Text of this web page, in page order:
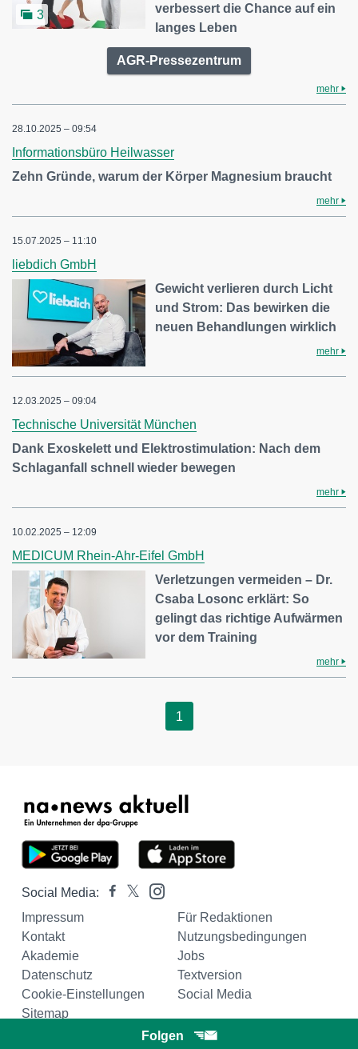
Folgen
3
verbessert die Chance auf ein
langes Leben
AGR-Pressezentrum
mehr
28.10.2025 – 09:54
Informationsbüro Heilwasser
Zehn Gründe, warum der Körper Magnesium braucht
mehr
15.07.2025 – 11:10
liebdich GmbH
Gewicht verlieren durch Licht
und Strom: Das bewirken die
neuen Behandlungen wirklich
mehr
12.03.2025 – 09:04
Technische Universität München
Dank Exoskelett und Elektrostimulation: Nach dem
Schlaganfall schnell wieder bewegen
mehr
10.02.2025 – 12:09
MEDICUM Rhein-Ahr-Eifel GmbH
Verletzungen vermeiden – Dr.
Csaba Losonc erklärt: So
gelingt das richtige Aufwärmen
vor dem Training
mehr
1
Social Media:
Impressum
Für Redaktionen
Kontakt
Nutzungsbedingungen
Akademie
Jobs
Datenschutz
Textversion
Cookie-Einstellungen
Social Media
Sitemap